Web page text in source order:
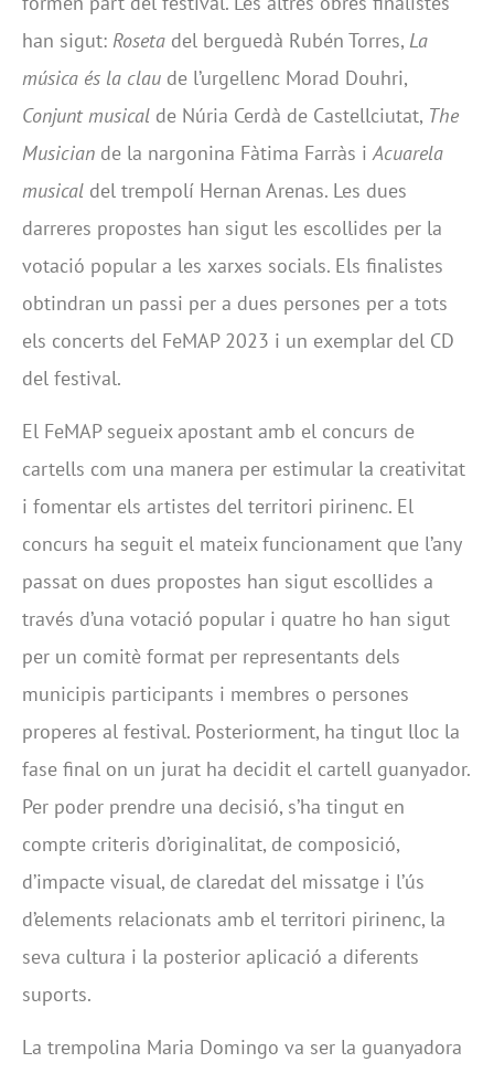
han sigut: Roseta del berguedà Rubén Torres, La
música és la clau de l’urgellenc Morad Douhri,
Conjunt musical de Núria Cerdà de Castellciutat, The
Musician de la nargonina Fàtima Farràs iAcuarela
musical del trempolí Hernan Arenas. Les dues
darreres propostes han sigut les escollides per la
votació popular a les xarxes socials. Els finalistes
obtindran un passi per a dues persones per a tots
els concerts del FeMAP 2023 i un exemplar del CD
del festival.
El FeMAP segueix apostant amb el concurs de
cartells com una manera per estimular la creativitat
i fomentar els artistes del territori pirinenc. El
concurs ha seguit el mateix funcionament que l’any
passat on dues propostes han sigut escollides a
través d’una votació popular i quatre ho han sigut
per un comitè format per representants dels
municipis participants i membres o persones
properes al festival. Posteriorment, ha tingut lloc la
fase final on un jurat ha decidit el cartell guanyador.
Per poder prendre una decisió, s’ha tingut en
compte criteris d’originalitat, de composició,
d’impacte visual, de claredat del missatge i l’ús
d’elements relacionats amb el territori pirinenc, la
seva cultura i la posterior aplicació a diferents
suports.
La trempolina Maria Domingo va ser la guanyadora